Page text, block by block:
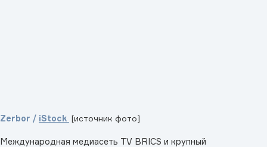
Zerbor / iStock [источник фото]
Международная медиасеть TV BRICS и крупный